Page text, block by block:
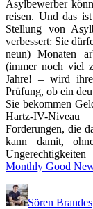
Asylbewerber
reisen. Und das
Stellung von
verbessert: Sie
neun) Monaten
(immer noch viel
Jahre! – wird
Prüfung, ob ein
Sie bekommen
Hartz-IV-
Forderungen, die
kann damit,
Monthly Good
Sören Brandes